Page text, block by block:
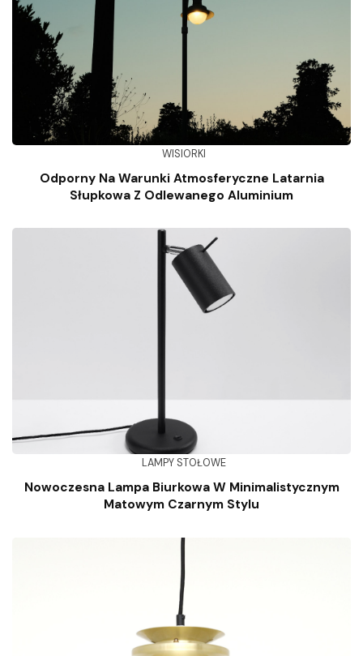
WISIORKI
Odporny Na Warunki Atmosferyczne Latarnia
Słupkowa Z Odlewanego Aluminium
LAMPY STOŁOWE
Nowoczesna Lampa Biurkowa W Minimalistycznym
Matowym Czarnym Stylu